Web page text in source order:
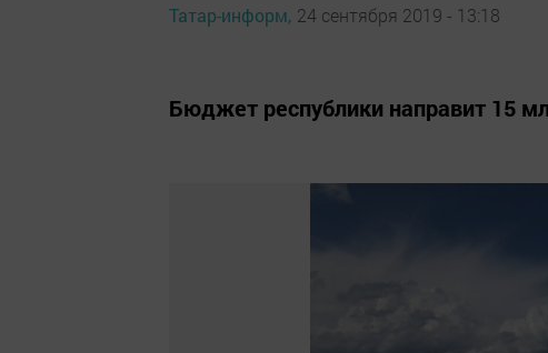
Татар-информ, 24 сентября 2019 - 13:18
Бюджет республики направит 15